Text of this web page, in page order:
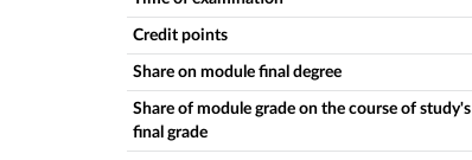
Credit points
Share on module final degree
Share of module grade on the course of study's
final grade